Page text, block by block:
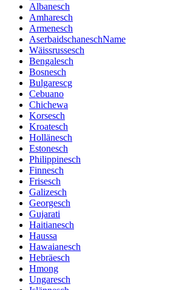
Albanesch
Amharesch
Armenesch
AserbaidschaneschName
Wäissrussesch
Bengalesch
Bosnesch
Bulgarescg
Cebuano
Chichewa
Korsesch
Kroatesch
Hollänesch
Estonesch
Philippinesch
Finnesch
Frisesch
Galizesch
Georgesch
Gujarati
Haitianesch
Haussa
Hawaianesch
Hebräesch
Hmong
Ungaresch